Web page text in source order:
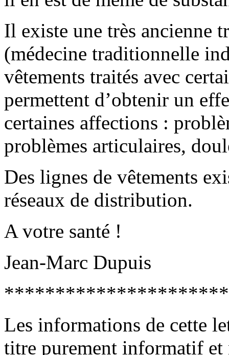
Il existe une très ancienne
(médecine traditionnelle
vêtements traités avec
permettent d’obtenir un
certaines affections :
problèmes articulaires,
Des lignes de vêtements
réseaux de distribution.
A votre santé !
Jean-Marc Dupuis
Les informations de cette
titre purement informatif et